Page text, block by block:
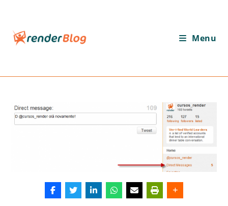
conteúdo
Menu